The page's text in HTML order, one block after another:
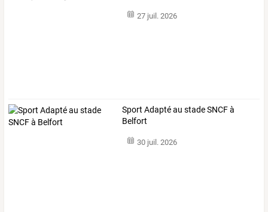
27 juil. 2026
Sport Adapté au stade SNCF à
Belfort
30 juil. 2026